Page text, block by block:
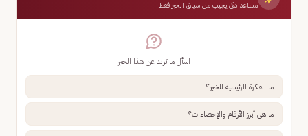
مساعد ذكي يجيب من سياق الخبر فقط
اسأل ما تريد عن هذا الخبر
ما الفكرة الرئيسية للخبر؟
ما هي أبرز الأرقام والإحصاءات؟